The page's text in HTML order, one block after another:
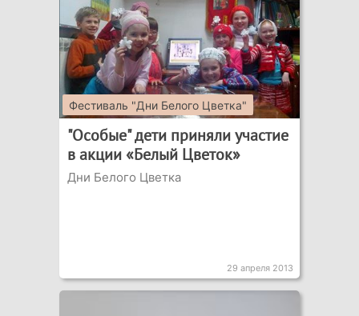
Фестиваль "Дни Белого Цветка"
"Особые" дети приняли участие
в акции «Белый Цветок»
Дни Белого Цветка
29 апреля 2013